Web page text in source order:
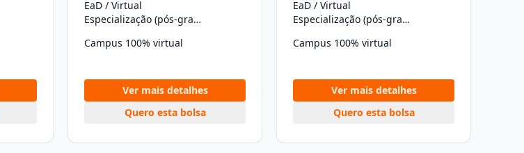
EaD / Virtual
Especialização (pós-graduação)
Campus 100% virtual
Ver mais detalhes
Quero esta bolsa
EaD / Virtual
Especialização (pós-graduação)
Campus 100% virtual
Ver mais detalhes
Quero esta bolsa